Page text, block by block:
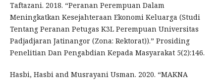
Taftazani. 2018. “Peranan Perempuan Dalam
Meningkatkan Kesejahteraan Ekonomi Keluarga (Studi
Tentang Peranan Petugas K3L Perempuan Universitas
Padjadjaran Jatinangor (Zona: Rektorat)).” Prosiding
Penelitian Dan Pengabdian Kepada Masyarakat 5(2):146.
Hasbi, Hasbi and Musrayani Usman. 2020. “MAKNA